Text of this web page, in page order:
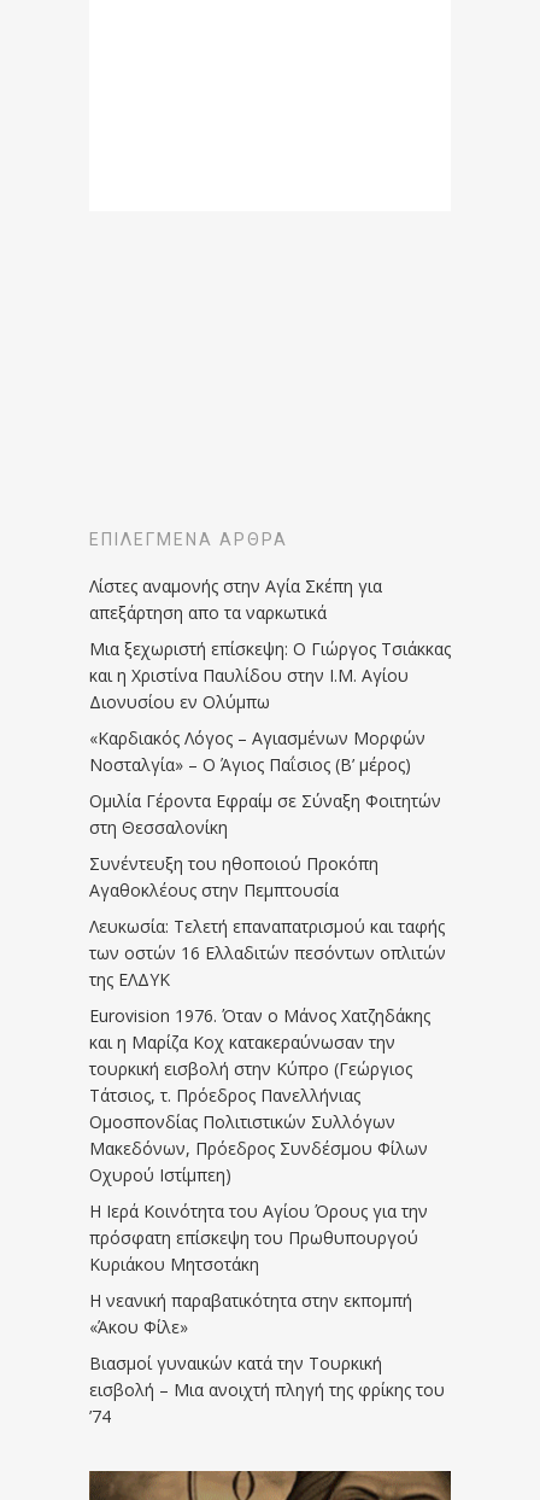
ΕΠΙΛΕΓΜΈΝΑ ΆΡΘΡΑ
Λίστες αναμονής στην Αγία Σκέπη για
απεξάρτηση απο τα ναρκωτικά
Μια ξεχωριστή επίσκεψη: Ο Γιώργος Τσιάκκας
και η Χριστίνα Παυλίδου στην Ι.Μ. Αγίου
Διονυσίου εν Ολύμπω
«Καρδιακός Λόγος – Αγιασμένων Μορφών
Νοσταλγία» – Ο Άγιος Παΐσιος (Β’ μέρος)
Ομιλία Γέροντα Εφραίμ σε Σύναξη Φοιτητών
στη Θεσσαλονίκη
Συνέντευξη του ηθοποιού Προκόπη
Αγαθοκλέους στην Πεμπτουσία
Λευκωσία: Τελετή επαναπατρισμού και ταφής
των οστών 16 Ελλαδιτών πεσόντων οπλιτών
της ΕΛΔΥΚ
Eurovision 1976. Όταν ο Μάνος Χατζηδάκης
και η Μαρίζα Κοχ κατακεραύνωσαν την
τουρκική εισβολή στην Κύπρο (Γεώργιος
Τάτσιος, τ. Πρόεδρος Πανελλήνιας
Ομοσπονδίας Πολιτιστικών Συλλόγων
Μακεδόνων, Πρόεδρος Συνδέσμου Φίλων
Οχυρού Ιστίμπεη)
Η Ιερά Κοινότητα του Αγίου Όρους για την
πρόσφατη επίσκεψη του Πρωθυπουργού
Κυριάκου Μητσοτάκη
Η νεανική παραβατικότητα στην εκπομπή
«Άκου Φίλε»
Βιασμοί γυναικών κατά την Τουρκική
εισβολή – Μια ανοιχτή πληγή της φρίκης του
’74